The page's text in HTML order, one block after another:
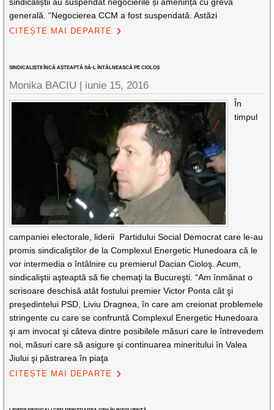
generală. “Negocierea CCM a fost suspendată. Astăzi
CITEȘTE MAI DEPARTE
SINDICALIȘTII ÎNCĂ AȘTEAPTĂ SĂ-L ÎNTÂLNEASCĂ PE CIOLOȘ
Monika BACIU | iunie 15, 2016
În
timpul
campaniei electorale, liderii Partidului Social Democrat care le-au
promis sindicaliştilor de la Complexul Energetic Hunedoara că le
vor intermedia o întâlnire cu premierul Dacian Cioloş. Acum,
sindicaliştii aşteaptă să fie chemaţi la Bucureşti. “Am înmânat o
scrisoare deschisă atât fostului premier Victor Ponta cât şi
preşedintelui PSD, Liviu Dragnea, în care am creionat problemele
stringente cu care se confruntă Complexul Energetic Hunedoara
şi am invocat şi câteva dintre posibilele măsuri care le întrevedem
noi, măsuri care să asigure şi continuarea mineritului în Valea
Jiului şi păstrarea în piaţa
CITEȘTE MAI DEPARTE